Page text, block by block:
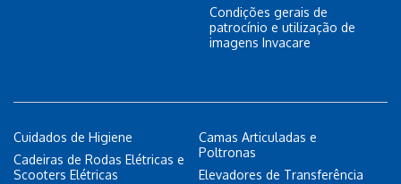
Condições gerais de
patrocínio e utilização de
imagens Invacare
Cuidados de Higiene
Cadeiras de Rodas Elétricas e
Scooters Elétricas
Camas Articuladas e
Poltronas
Elevadores de Transferência